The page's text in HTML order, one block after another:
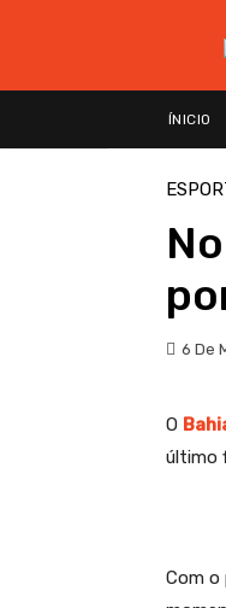
ÍNICIO
6 De
O
último
Com o